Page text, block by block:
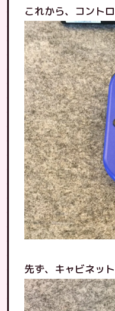
これから、コント
先ず、キャビネット